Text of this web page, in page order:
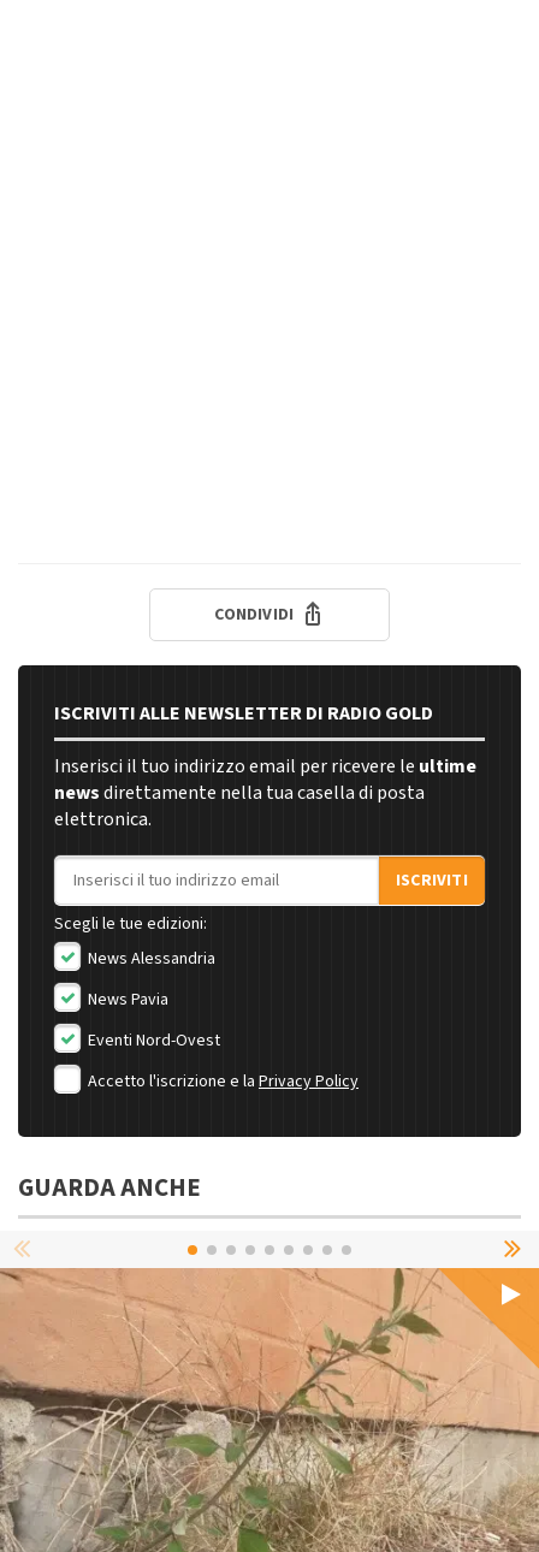
CONDIVIDI
ISCRIVITI ALLE NEWSLETTER DI RADIO GOLD
Inserisci il tuo indirizzo email per ricevere le ultime
newsdirettamente nella tua casella di posta
elettronica.
Indirizzo email
ISCRIVITI
Scegli le tue edizioni:
News Alessandria
News Pavia
Eventi Nord-Ovest
Accetto l'iscrizione e la Privacy Policy
GUARDA ANCHE